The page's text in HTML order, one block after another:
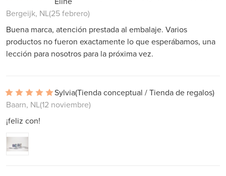
Bergeijk, NL(25 febrero)
Buena marca, atención prestada al embalaje. Varios
productos no fueron exactamente lo que esperábamos, una
lección para nosotros para la próxima vez.
Sylvia(Tienda conceptual / Tienda de regalos)
Baarn, NL(12 noviembre)
¡feliz con!